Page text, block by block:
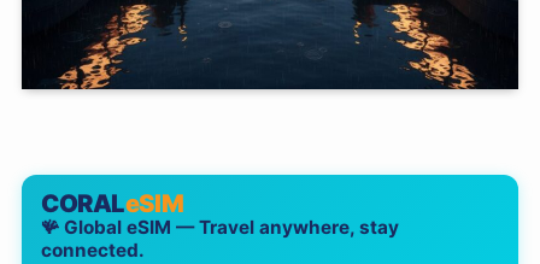
CORALeSIM
🪸 Global eSIM — Travel anywhere, stay
connected.